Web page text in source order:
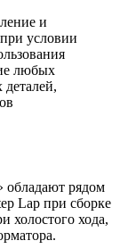
и
условии
любых
деталей,
обладают рядом
Lap при сборке
холостого хода,